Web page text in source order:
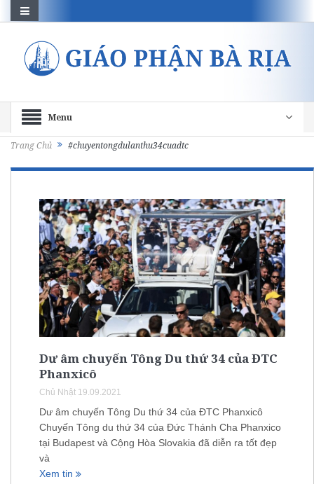
Menu
Trang Chủ #chuyentongdulanthu34cuadtc
Dư âm chuyến Tông Du thứ 34 của ĐTC
Phanxicô
Chủ Nhật 19.09.2021
Dư âm chuyến Tông Du thứ 34 của ĐTC Phanxicô
Chuyến Tông du thứ 34 của Đức Thánh Cha Phanxico
tại Budapest và Cộng Hòa Slovakia đã diễn ra tốt đẹp
và
Xem tin